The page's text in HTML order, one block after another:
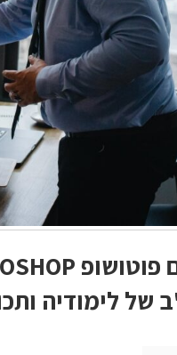
לימודיה